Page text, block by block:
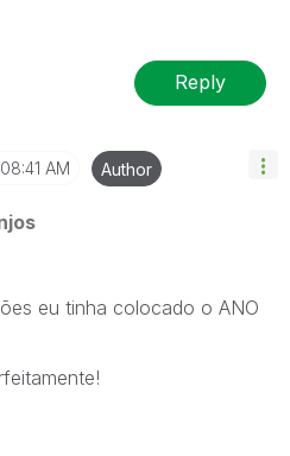
Reply
08:41 AM Author
eu tinha colocado o ANO